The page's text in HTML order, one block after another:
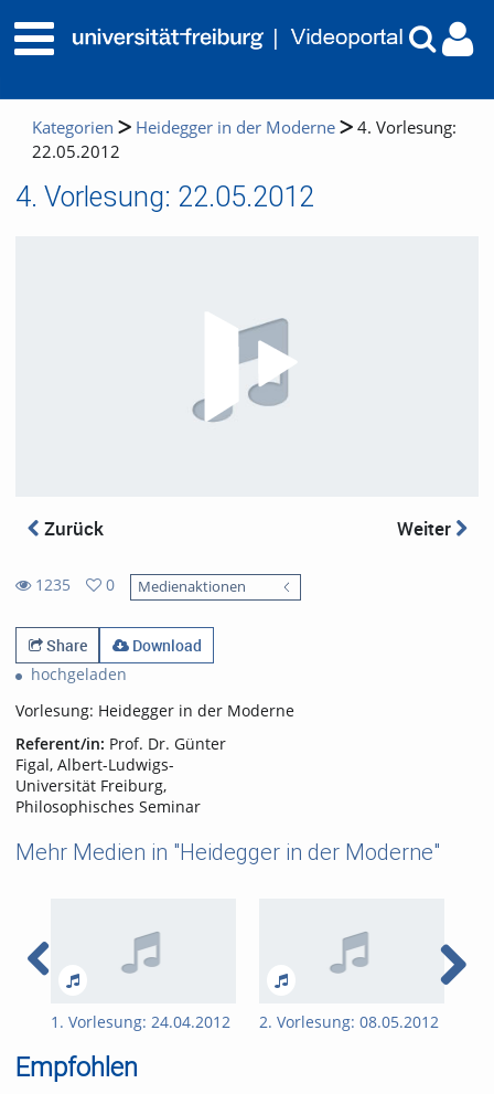
Kategorien Heidegger in der Moderne
4. Vorlesung:
22.05.2012
4. Vorlesung: 22.05.2012
Zurück Weiter
1235
views
0
favorites
Medienaktionen
Share
Download
hochgeladen
Vorlesung: Heidegger in der Moderne
Referent/in: Prof. Dr. Günter
Figal, Albert-Ludwigs-
Universität Freiburg,
Philosophisches Seminar
Mehr Medien in "Heidegger in der Moderne"
1. Vorlesung: 24.04.2012 2. Vorlesung: 08.05.2012
Empfohlen